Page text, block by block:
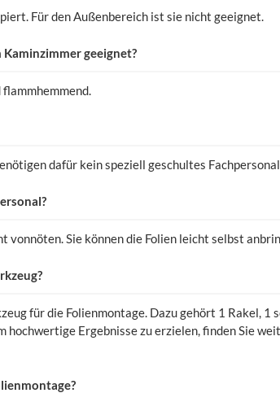
Für den Außenbereich ist sie nicht geeignet.
geeignet?
dafür kein speziell geschultes
vonnöten. Sie können die Folien leicht selbst
für die Folienmontage. Dazu gehört 1 Rakel, 1
hochwertige Ergebnisse zu erzielen, finden Sie